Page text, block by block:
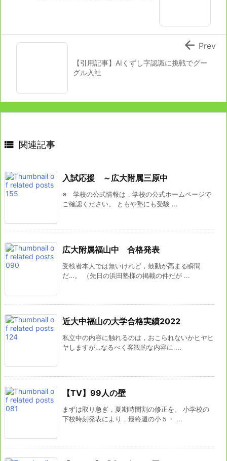
【引用記事】AIくずし字認識に挑戦でグー
グル入社
 Prev
 関連記事
入試応援 ～広大附属三原中
※ 学校の公式情報は，学校の公式ホームページで
ご確認ください。 ともや塾にも受験 ...
広大附属福山中 合格発表
受検者本人では無いけれど，鼓動が高まる瞬間
だ…。 （先日の浜田塾様の掲載の件だが ...
近大中福山の大学合格実績2022
私立中の内容に触れるのは，おこられないかヒヤヒ
ヤしますが…なるべく客観的な内容に ...
【TV】99人の壁
まずは取り急ぎ，夏期時間割の修正を。 小学校の
下校時刻発表により，最終週の小５・ ...